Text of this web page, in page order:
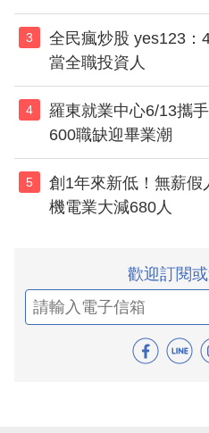
3
全民瘋炒股 yes123：
當全職投資人
4
羅東就業中心6/13攜
600職缺迎畢業潮
5
創1年來新低！無薪假
機電業大減680人
歡迎訂閱